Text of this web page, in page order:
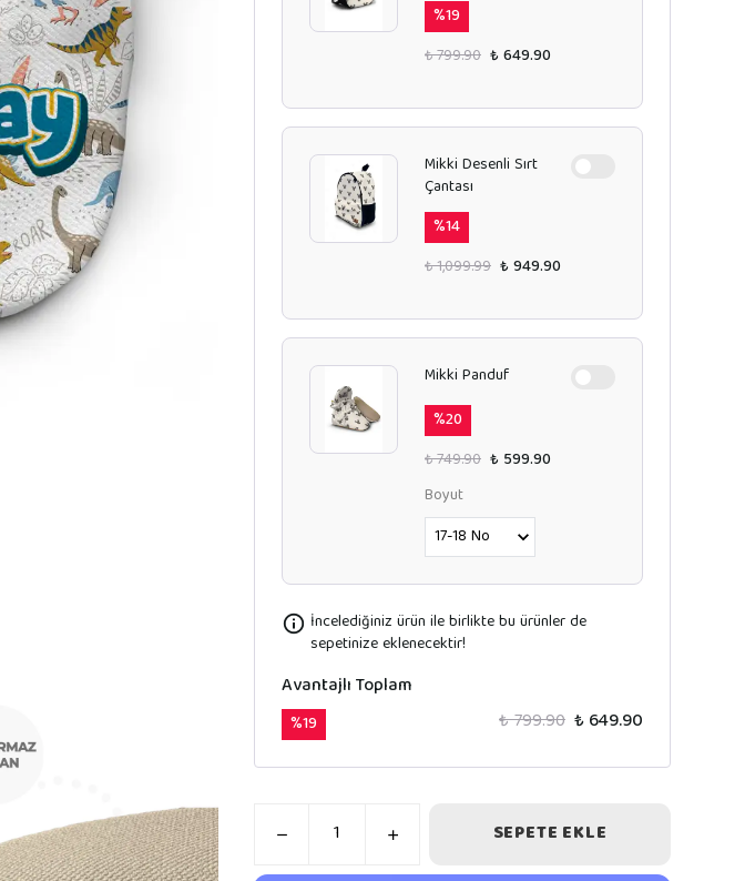
%19
₺ 799.90 ₺ 649.90
Mikki Desenli Sırt
Çantası
%14
₺ 1,099.99 ₺ 949.90
Mikki Panduf
%20
₺ 749.90 ₺ 599.90
Boyut
İncelediğiniz ürün ile birlikte bu ürünler de
sepetinize eklenecektir!
Avantajlı Toplam
%19 ₺ 799.90 ₺ 649.90
SEPETE EKLE